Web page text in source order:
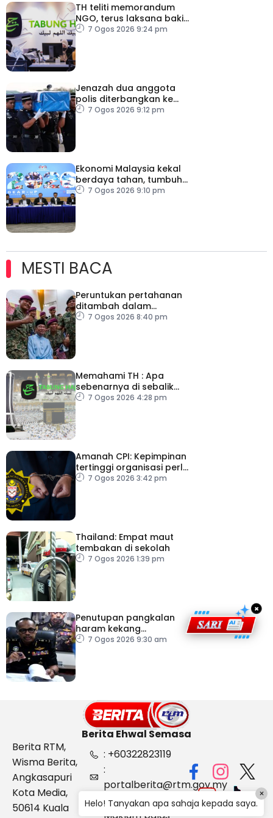
TH teliti memorandum
NGO, terus laksana baki
syor RCI
7 Ogos 2026 9:24 pm
Jenazah dua anggota
polis diterbangkan ke
Kelantan
7 Ogos 2026 9:12 pm
Ekonomi Malaysia kekal
berdaya tahan, tumbuh
5.6 peratus
7 Ogos 2026 9:10 pm
MESTI BACA
Peruntukan pertahanan
ditambah dalam
Belanjawan 2027
7 Ogos 2026 8:40 pm
Memahami TH : Apa
sebenarnya di sebalik
angka
7 Ogos 2026 4:28 pm
Amanah CPI: Kepimpinan
tertinggi organisasi perlu
pacu reformasi radikal
7 Ogos 2026 3:42 pm
Thailand: Empat maut
tembakan di sekolah
7 Ogos 2026 1:39 pm
Penutupan pangkalan
haram kekang
penyeludupan di
7 Ogos 2026 9:30 am
×
Berita Ehwal Semasa
Berita RTM,
Wisma Berita,
Angkasapuri
Kota Media,
50614 Kuala
: +60322823119
:
portalberita@rtm.gov.my
: Aduan &
Helo! Tanyakan apa sahaja kepada saya.
×